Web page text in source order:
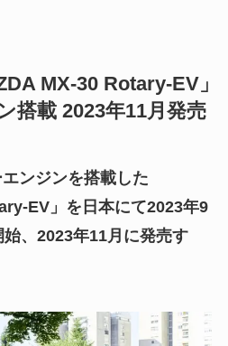
MX-30 Rotary-EV」
搭載 2023年11月発売
ンジンを搭載した
EV」を日本にて2023年9
、2023年11月に発売す